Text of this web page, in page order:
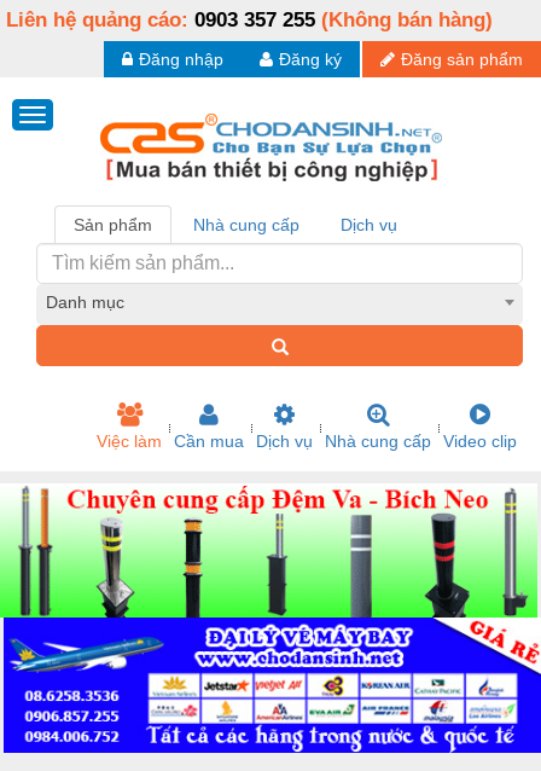
Liên hệ quảng cáo: 0903 357 255 (Không bán hàng)
Đăng sản phẩm
Đăng ký
Đăng nhập
Sản phẩm Nhà cung cấp Dịch vụ
Danh mục
Việc làm Cần mua Dịch vụ Nhà cung cấp Video clip